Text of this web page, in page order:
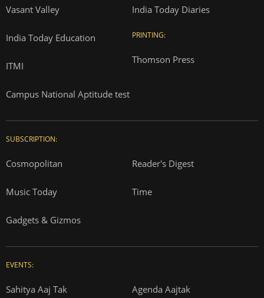
Vasant Valley
India Today Education
ITMI
Campus National Aptitude test
India Today Diaries
PRINTING:
Thomson Press
SUBSCRIPTION:
Cosmopolitan Reader's Digest
Music Today Time
Gadgets & Gizmos
EVENTS:
Sahitya Aaj Tak Agenda Aajtak